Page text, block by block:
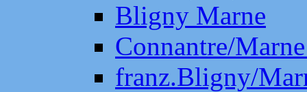
Bligny Marne
Connantre/
franz.Bligny/